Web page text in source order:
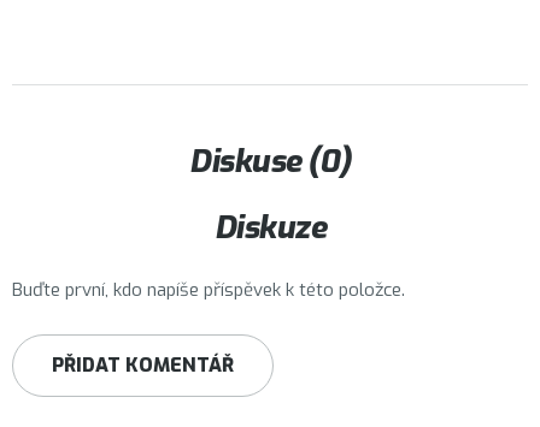
Diskuse (0)
Diskuze
Buďte první, kdo napíše příspěvek k této položce.
PŘIDAT KOMENTÁŘ